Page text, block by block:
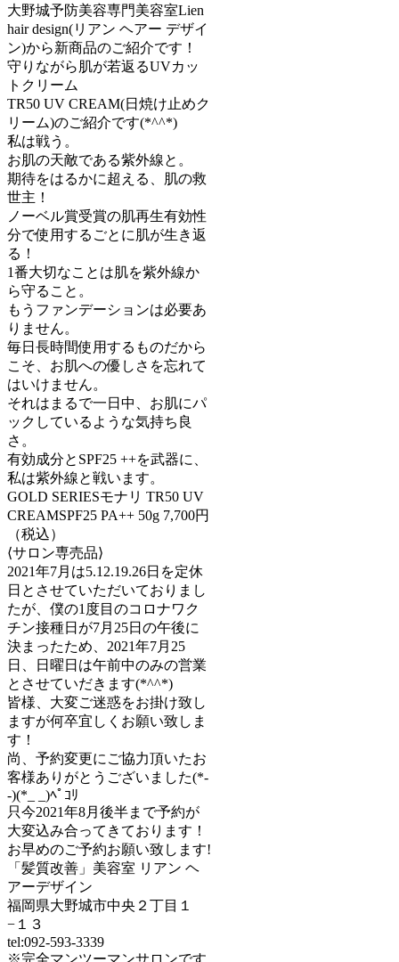
大野城予防美容専門美容室Lien
hair design(リアン ヘアー デザイ
ン)から新商品のご紹介です！
守りながら肌が若返るUVカッ
トクリーム
TR50 UV CREAM(日焼け止めク
リーム)のご紹介です(*^^*)
私は戦う。
お肌の天敵である紫外線と。
期待をはるかに超える、肌の救
世主！
ノーベル賞受賞の肌再生有効性
分で使用するごとに肌が生き返
る！
1番大切なことは肌を紫外線か
ら守ること。
もうファンデーションは必要あ
りません。
毎日長時間使用するものだから
こそ、お肌への優しさを忘れて
はいけません。
それはまるで一日中、お肌にパ
ックしているような気持ち良
さ。
有効成分とSPF25 ++を武器に、
私は紫外線と戦います。
GOLD SERIESモナリ TR50 UV
CREAMSPF25 PA++ 50g 7,700円
（税込）
⟨サロン専売品⟩
2021年7月は5.12.19.26日を定休
日とさせていただいておりまし
たが、僕の1度目のコロナワク
チン接種日が7月25日の午後に
決まったため、2021年7月25
日、日曜日は午前中のみの営業
とさせていだきます(*^^*)
皆様、大変ご迷惑をお掛け致し
ますが何卒宜しくお願い致しま
す！
尚、予約変更にご協力頂いたお
客様ありがとうございました(*-
-)(*_ _)ﾍﾟｺﾘ
只今2021年8月後半まで予約が
大変込み合ってきております！
お早めのご予約お願い致します!
「髪質改善」美容室 リアン ヘ
アーデザイン
福岡県大野城市中央２丁目１
−１３
tel:092-593-3339